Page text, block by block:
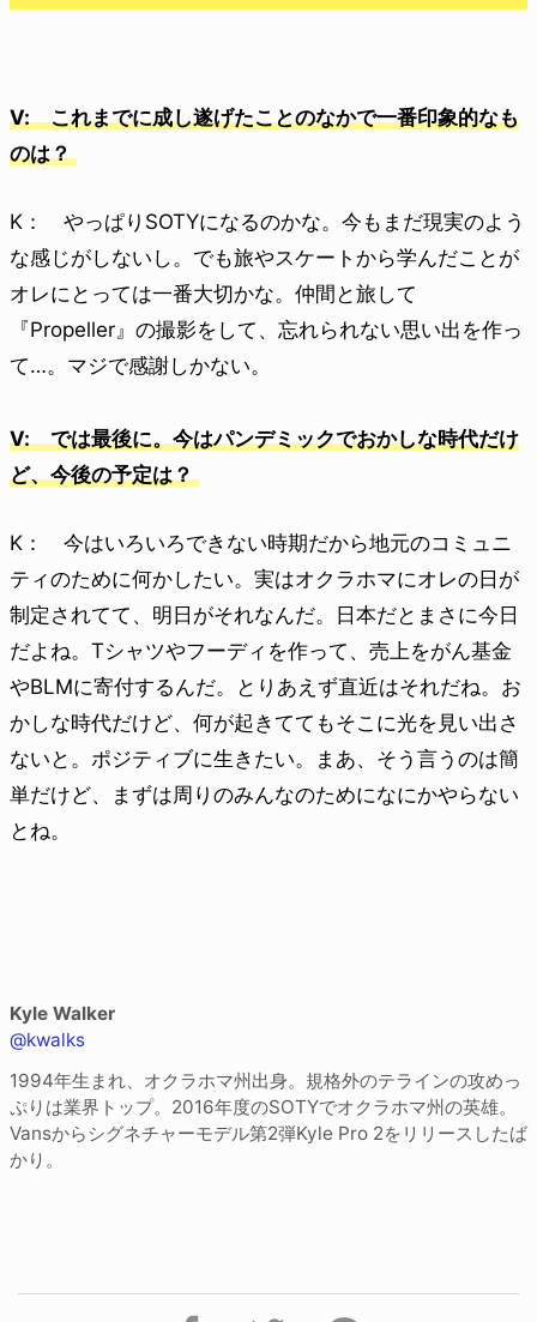
V: これまでに成し遂げたことのなかで一番印象的なも
のは？
K： やっぱりSOTYになるのかな。今もまだ現実のよう
な感じがしないし。でも旅やスケートから学んだことが
オレにとっては一番大切かな。仲間と旅して
『Propeller』の撮影をして、忘れられない思い出を作っ
て…。マジで感謝しかない。
V: では最後に。今はパンデミックでおかしな時代だけ
ど、今後の予定は？
K： 今はいろいろできない時期だから地元のコミュニ
ティのために何かしたい。実はオクラホマにオレの日が
制定されてて、明日がそれなんだ。日本だとまさに今日
だよね。Tシャツやフーディを作って、売上をがん基金
やBLMに寄付するんだ。とりあえず直近はそれだね。お
かしな時代だけど、何が起きててもそこに光を見い出さ
ないと。ポジティブに生きたい。まあ、そう言うのは簡
単だけど、まずは周りのみんなのためになにかやらない
とね。
Kyle Walker
@kwalks
1994年生まれ、オクラホマ州出身。規格外のテラインの攻めっ
ぷりは業界トップ。2016年度のSOTYでオクラホマ州の英雄。
Vansからシグネチャーモデル第2弾Kyle Pro 2をリリースしたば
かり。